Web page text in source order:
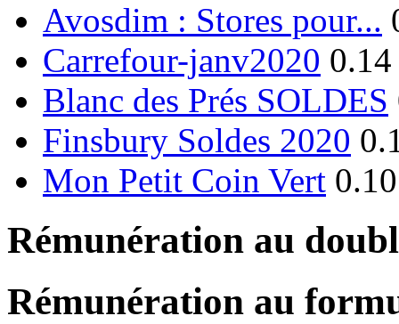
Avosdim : Stores pour...
Carrefour-janv2020
Blanc des Prés SOLDES
Finsbury Soldes 2020
Mon Petit Coin Vert
Rémunération au
Rémunération au